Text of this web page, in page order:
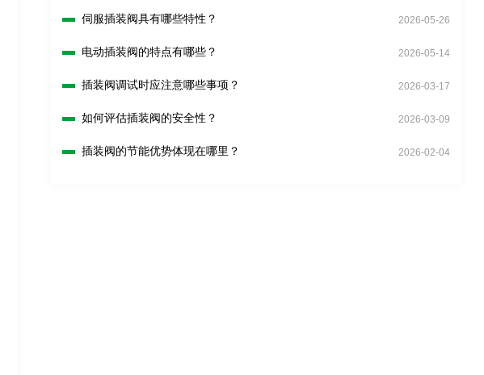
伺服插装阀具有哪些特性？ 2026-05-26
电动插装阀的特点有哪些？ 2026-05-14
插装阀调试时应注意哪些事项？ 2026-03-17
如何评估插装阀的安全性？ 2026-03-09
插装阀的节能优势体现在哪里？ 2026-02-04